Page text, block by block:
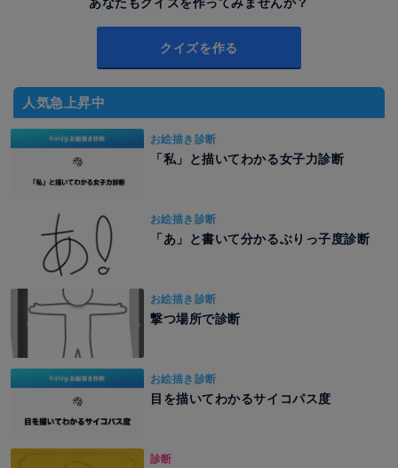
クイズを作る
人気急上昇中
お絵描き診断
「私」と描いてわかる女子力診断
お絵描き診断
「あ」と書いて分かるぶりっ子度診断
お絵描き診断
撃つ場所で診断
お絵描き診断
目を描いてわかるサイコパス度
診断